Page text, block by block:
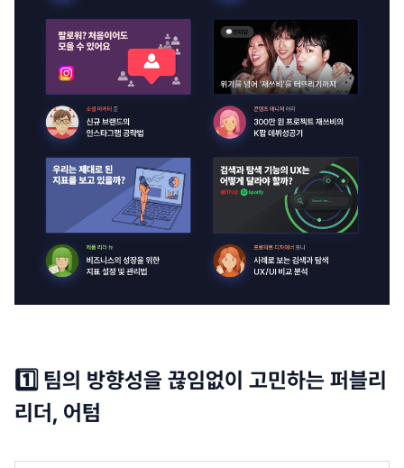
1️⃣ 팀의 방향성을 끊임없이 고민하는 퍼블리
리더, 어텀